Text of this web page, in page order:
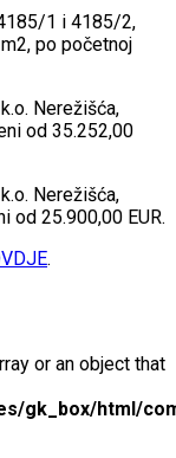
1 i 4185/2,
po početnoj
Nerežišća,
od 35.252,00
Nerežišća,
od 25.900,00 EUR.
.
or an object that
gk_box/html/